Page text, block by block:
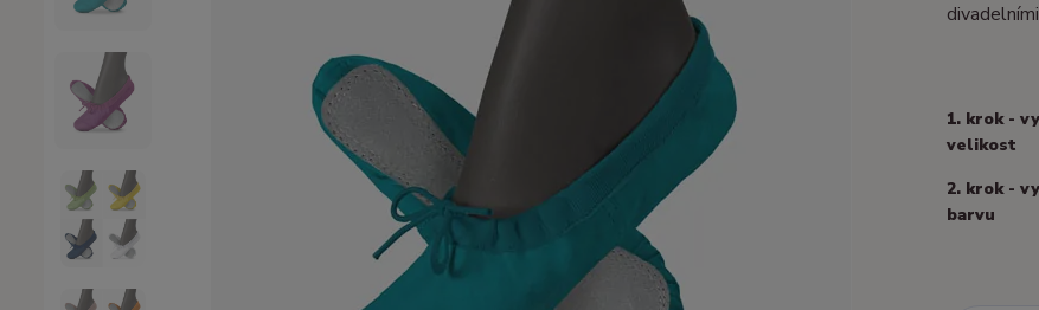
1. krok -
velikost
2. krok -
barvu